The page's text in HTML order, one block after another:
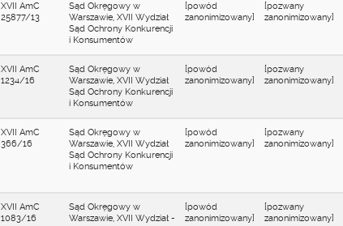
XVII AmC
25877/13
Sąd Okręgowy w
Warszawie, XVII Wydział
Sąd Ochrony Konkurencji
i Konsumentów
[powód
zanonimizowany]
[pozwany
zanonimizowany]
XVII AmC
1234/16
Sąd Okręgowy w
Warszawie, XVII Wydział
Sąd Ochrony Konkurencji
i Konsumentów
[powód
zanonimizowany]
[pozwany
zanonimizowany]
XVII AmC
366/16
Sąd Okręgowy w
Warszawie, XVII Wydział
Sąd Ochrony Konkurencji
i Konsumentów
[powód
zanonimizowany]
[pozwany
zanonimizowany]
XVII AmC
1083/16
Sąd Okręgowy w
Warszawie, XVII Wydział -
[powód
zanonimizowany]
[pozwany
zanonimizowany]